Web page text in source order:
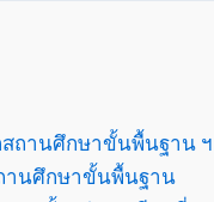
สถานศึกษาขั้นพื้นฐาน ฯ
านศึกษาขั้นพื้นฐาน